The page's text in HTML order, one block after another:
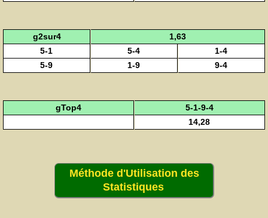
g2sur4
1,63
5-1
5-4
1-4
5-9
1-9 9-4
gTop4
5-1-9-4
14,28
Méthode d'Utilisation des
Statistiques